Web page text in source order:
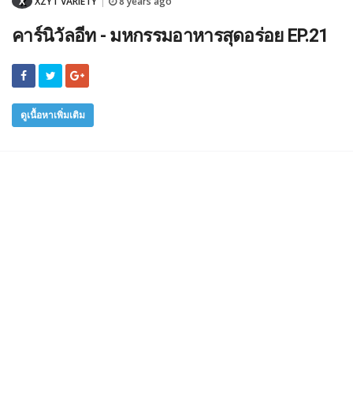
คาร์นิวัลอีท - มหกรรมอาหารสุดอร่อย EP.21
ดูเนื้อหาเพิ่มเติม